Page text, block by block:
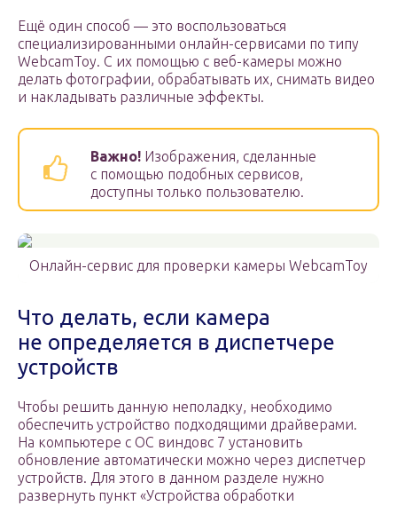
Ещё один способ — это воспользоваться
специализированными онлайн-сервисами по типу
WebcamToy. С их помощью с веб-камеры можно
делать фотографии, обрабатывать их, снимать видео
и накладывать различные эффекты.
Важно! Изображения, сделанные
с помощью подобных сервисов,
доступны только пользователю.
Онлайн-сервис для проверки камеры WebcamToy
Что делать, если камера
не определяется в диспетчере
устройств
Чтобы решить данную неполадку, необходимо
обеспечить устройство подходящими драйверами.
На компьютере с ОС виндовс 7 установить
обновление автоматически можно через диспетчер
устройств. Для этого в данном разделе нужно
развернуть пункт «Устройства обработки